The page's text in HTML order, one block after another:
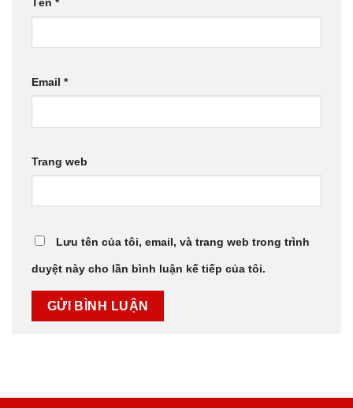
Email *
Trang web
Lưu tên của tôi, email, và trang web trong trình
duyệt này cho lần bình luận kế tiếp của tôi.